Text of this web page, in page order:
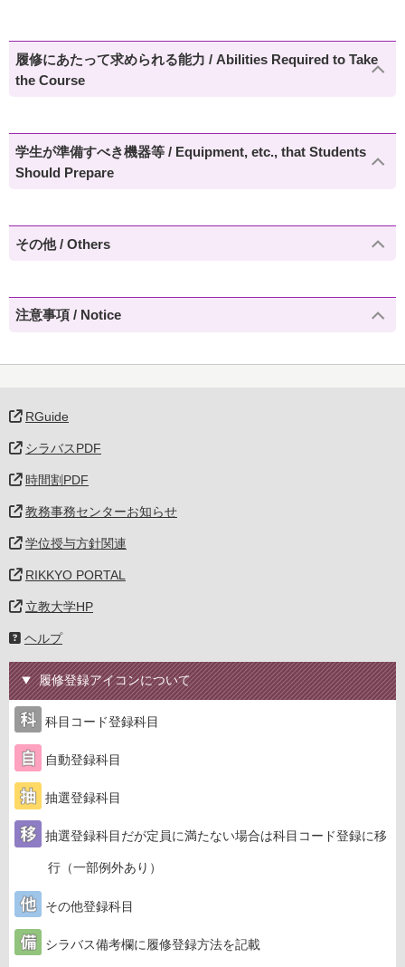
履修にあたって求められる能力 / Abilities Required to Take
the Course
学生が準備すべき機器等 / Equipment, etc., that Students
Should Prepare
その他 / Others
注意事項 / Notice
RGuide
シラバスPDF
時間割PDF
教務事務センターお知らせ
学位授与方針関連
RIKKYO PORTAL
立教大学HP
ヘルプ
履修登録アイコンについて
科目コード登録科目
自動登録科目
抽選登録科目
抽選登録科目だが定員に満たない場合は科目コード登録に移
行（一部例外あり）
その他登録科目
シラバス備考欄に履修登録方法を記載